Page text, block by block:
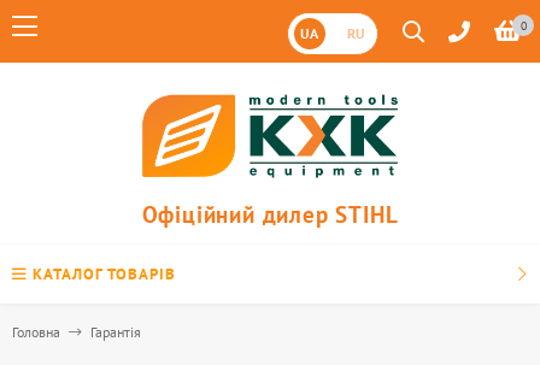
UA RU 0
Офіційний дилер STIHL
КАТАЛОГ ТОВАРІВ
Головна Гарантія